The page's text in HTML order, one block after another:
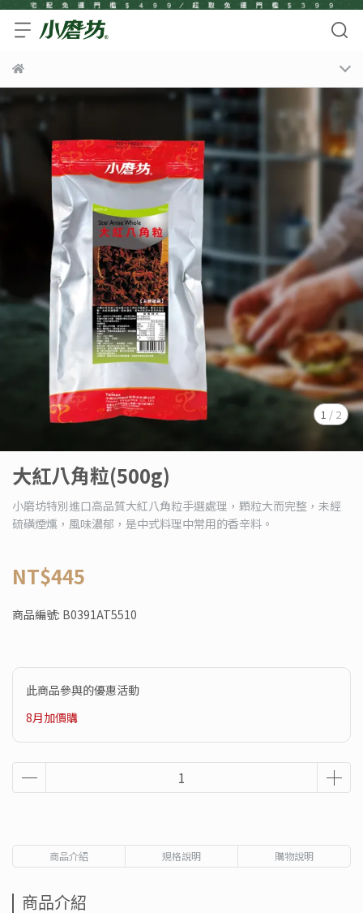
1 / 2
大紅八角粒(500g)
小磨坊特別進口高品質大紅八角粒手選處理，顆粒大而完整，未經
硫磺煙燻，風味濃郁，是中式料理中常用的香辛料。
NT$445
商品編號: B0391AT5510
此商品參與的優惠活動
8月加價購
商品介紹 規格說明 購物說明
商品介紹